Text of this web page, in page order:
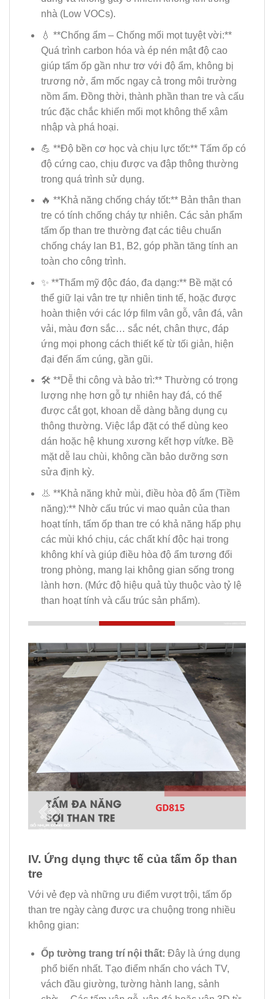
nhà (Low VOCs).
💧 **Chống ẩm – Chống mối mọt tuyệt vời:**
Quá trình carbon hóa và ép nén mật độ cao
giúp tấm ốp gần như trơ với độ ẩm, không bị
trương nở, ẩm mốc ngay cả trong môi trường
nồm ẩm. Đồng thời, thành phần than tre và cấu
trúc đặc chắc khiến mối mọt không thể xâm
nhập và phá hoại.
💪 **Độ bền cơ học và chịu lực tốt:** Tấm ốp có
độ cứng cao, chịu được va đập thông thường
trong quá trình sử dụng.
🔥 **Khả năng chống cháy tốt:** Bản thân than
tre có tính chống cháy tự nhiên. Các sản phẩm
tấm ốp than tre thường đạt các tiêu chuẩn
chống cháy lan B1, B2, góp phần tăng tính an
toàn cho công trình.
✨ **Thẩm mỹ độc đáo, đa dạng:** Bề mặt có
thể giữ lại vân tre tự nhiên tinh tế, hoặc được
hoàn thiện với các lớp film vân gỗ, vân đá, vân
vải, màu đơn sắc… sắc nét, chân thực, đáp
ứng mọi phong cách thiết kế từ tối giản, hiện
đại đến ấm cúng, gần gũi.
🛠️ **Dễ thi công và bảo trì:** Thường có trọng
lượng nhẹ hơn gỗ tự nhiên hay đá, có thể
được cắt gọt, khoan dễ dàng bằng dụng cụ
thông thường. Việc lắp đặt có thể dùng keo
dán hoặc hệ khung xương kết hợp vít/ke. Bề
mặt dễ lau chùi, không cần bảo dưỡng sơn
sửa định kỳ.
👃 **Khả năng khử mùi, điều hòa độ ẩm (Tiềm
năng):** Nhờ cấu trúc vi mao quản của than
hoạt tính, tấm ốp than tre có khả năng hấp phụ
các mùi khó chịu, các chất khí độc hại trong
không khí và giúp điều hòa độ ẩm tương đối
trong phòng, mang lại không gian sống trong
lành hơn. (Mức độ hiệu quả tùy thuộc vào tỷ lệ
than hoạt tính và cấu trúc sản phẩm).
IV. Ứng dụng thực tế của tấm ốp than
tre
Với vẻ đẹp và những ưu điểm vượt trội, tấm ốp
than tre ngày càng được ưa chuộng trong nhiều
không gian:
Ốp tường trang trí nội thất: Đây là ứng dụng
phổ biến nhất. Tạo điểm nhấn cho vách TV,
vách đầu giường, tường hành lang, sảnh